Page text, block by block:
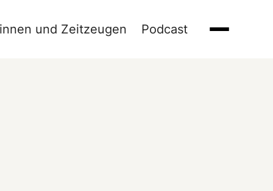
und Zeitzeugen Podcast